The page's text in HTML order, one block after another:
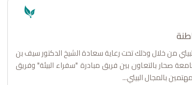
من خلال وذلك تحت رعاية سعادة الشيخ الدكتور سيف بن
صحار بالتعاون بين فريق مبادرة "سفراء البيئة" وفريق
بالمجال البيئي...